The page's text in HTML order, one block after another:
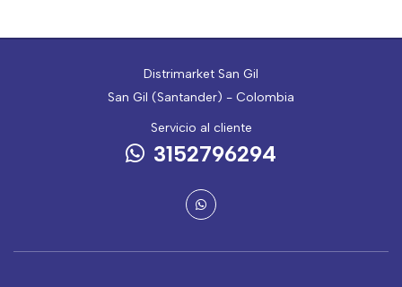
Distrimarket San Gil
San Gil (Santander) - Colombia
Servicio al cliente
3152796294